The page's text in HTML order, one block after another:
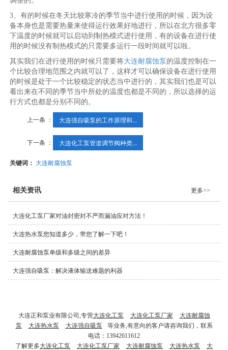
3、有的时候在冬天比较寒冷的季节当中进行使用的时候，因为设
备本身也是需要热量来使得运行效果好地进行，所以在北方很多零
下温度的时候就可以启动到制热模式进行使用，有的设备在进行使
用的时候没有制热模式的只需要多运行一段时间就可以啦。
其实我们在进行使用的时候只需要将大连耐腐蚀泵 的温度控制在一
个比较合理地范围之内就可以了，这样才可以确保设备在进行使用
的时候是处于一个比较稳定的状态当中进行的，其实我们也是可以
看出来在不同的季节当中所处的温度也都是不同的，所以选择的运
行方式也都是分别不同的。
上一条 ： 大连强自吸泵的工作原理和...
下一条 ： 大连化工泵管道调节阀种类...
关键词： 大连耐腐蚀泵
相关资讯 更多>>
大连化工泵厂家对油封密封不严而漏油应对方法！
大连热水泵您知道多少，带您了解一下吧！
大连耐腐蚀泵单级和多级之间的差异
大连强自吸泵：解决液体输送难题的利器
大连正和泵业有限公司,专营大连化工泵 大连化工泵厂家
大连耐腐蚀
泵
大连热水泵 大连强自吸泵
等业务,有意向的客户请咨询我们，联系
电话：13942611612
了解更多大连化工泵 大连化工泵厂家 大连耐腐蚀泵 大连热水泵 大